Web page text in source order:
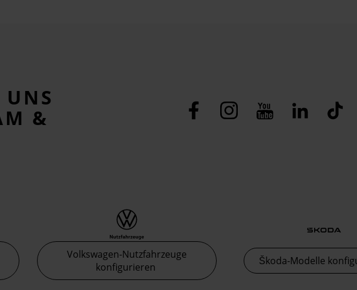
UNS
&
Volkswagen-Nutzfahrzeuge
konfigurieren
Škoda-Modelle